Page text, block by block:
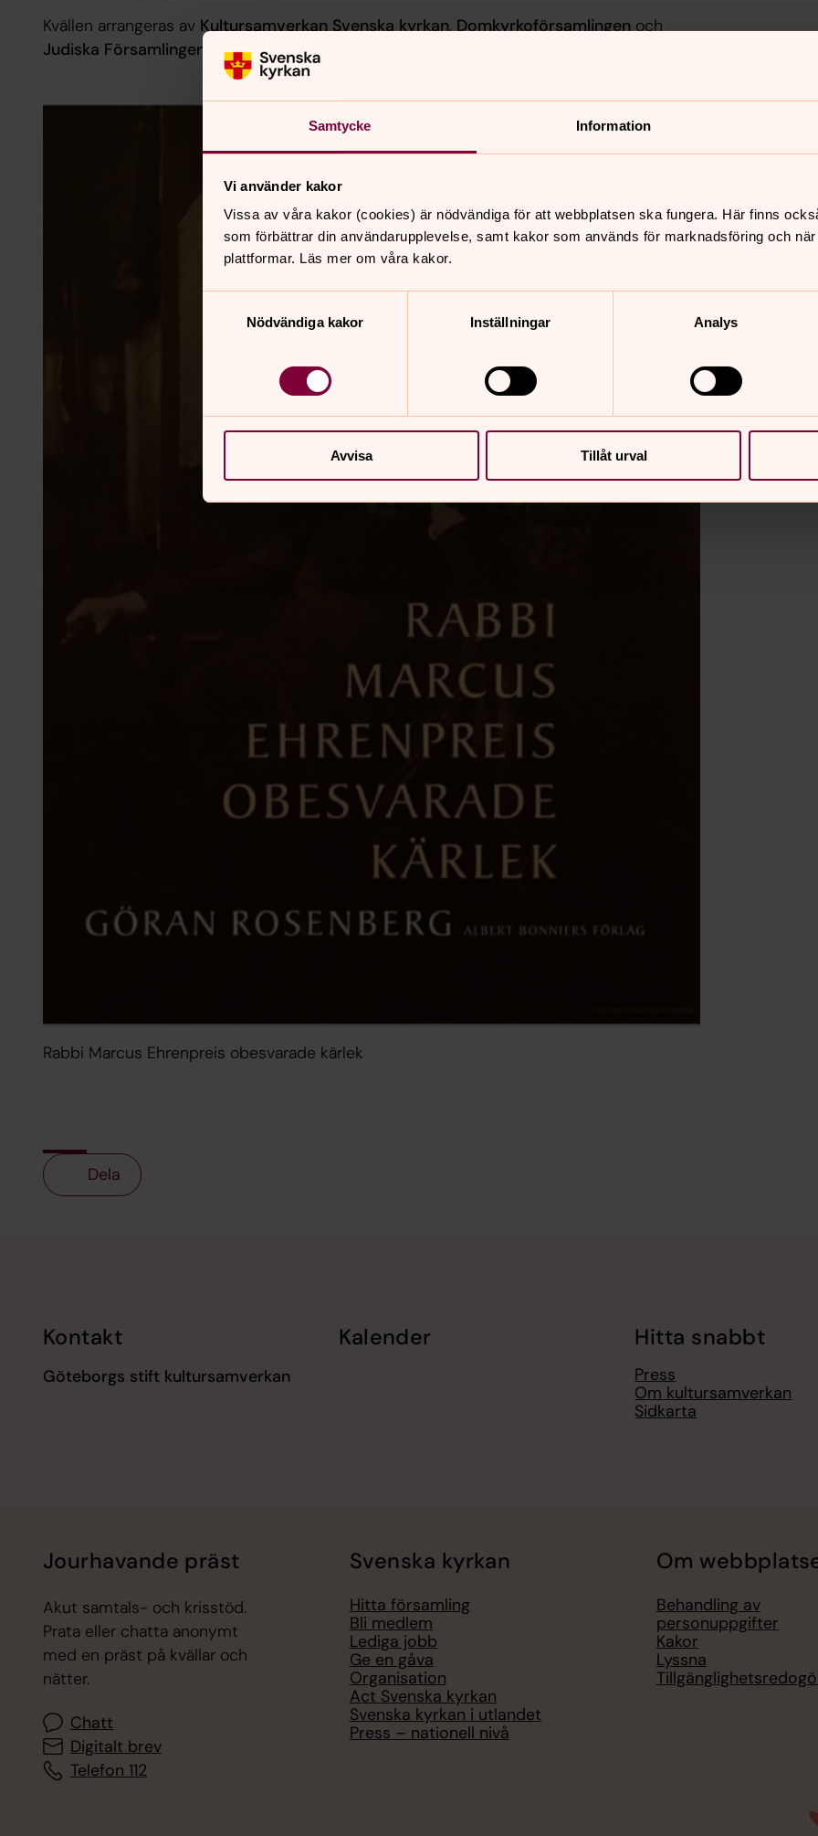
Samtycke Information
Vi använder kakor
Vissa av våra kakor (cookies) är nödvändiga för att webbplatsen ska fungera. Här finns
som förbättrar din användarupplevelse, samt kakor som används för marknadsföring och
plattformar. Läs mer om våra kakor.
Nödvändiga kakor
Inställningar Analys
Avvisa Tillåt urval
Kvällen arrangeras av Kultursamverkan Svenska kyrkan,Domkyrkoförsamlingenoch
Judiska Församlingen i Göteborgi samarbete med
Rabbi Marcus Ehrenpreis obesvarade kärlek
Dela
Kontakt
Göteborgs stift kultursamverkan
Kalender Hitta snabbt
Press
Om kultursamverkan
Sidkarta
Jourhavande präst
Akut samtals- och krisstöd.
Prata eller chatta anonymt
med en präst på kvällar och
nätter.
Chatt
Digitalt brev
Telefon 112
Svenska kyrkan
Hitta församling
Bli medlem
Lediga jobb
Ge en gåva
Organisation
Act Svenska kyrkan
Svenska kyrkan i utlandet
Press – nationell nivå
Om
Behandling av
personuppgifter
Kakor
Lyssna